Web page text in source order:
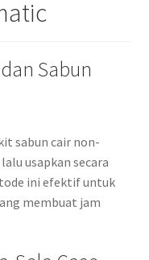
Sabun
sabun cair non-
usapkan secara
ini efektif untuk
membuat jam